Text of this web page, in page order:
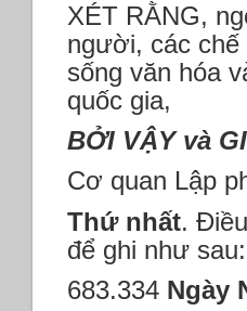
XÉT RẰNG,
người, các
sống văn hóa
quốc gia,
BỞI VẬY và
Cơ quan Lập
Thứ nhất.
để ghi như sau:
683.334 Ngày